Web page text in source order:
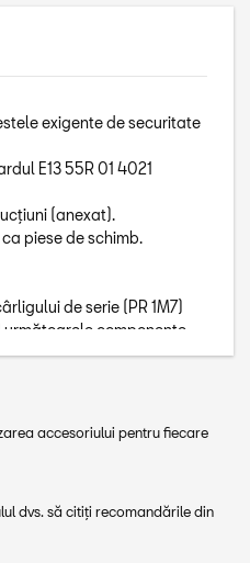
exigente de securitate
E13 55R 01 4021
(anexat).
piese de schimb.
de serie (PR 1M7)
componente
5FJ092160A. Disponibil
accesoriului pentru fiecare
dvs. să citiți recomandările din